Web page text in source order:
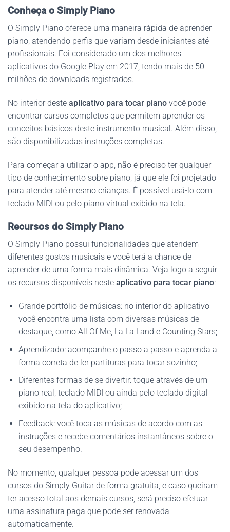
Conheça o Simply Piano
O Simply Piano oferece uma maneira rápida de aprender
piano, atendendo perfis que variam desde iniciantes até
profissionais. Foi considerado um dos melhores
aplicativos do Google Play em 2017, tendo mais de 50
milhões de downloads registrados.
No interior deste aplicativo para tocar piano você pode
encontrar cursos completos que permitem aprender os
conceitos básicos deste instrumento musical. Além disso,
são disponibilizadas instruções completas.
Para começar a utilizar o app, não é preciso ter qualquer
tipo de conhecimento sobre piano, já que ele foi projetado
para atender até mesmo crianças. É possível usá-lo com
teclado MIDI ou pelo piano virtual exibido na tela.
Recursos do Simply Piano
O Simply Piano possui funcionalidades que atendem
diferentes gostos musicais e você terá a chance de
aprender de uma forma mais dinâmica. Veja logo a seguir
os recursos disponíveis neste aplicativo para tocar piano:
Grande portfólio de músicas: no interior do aplicativo
você encontra uma lista com diversas músicas de
destaque, como All Of Me, La La Land e Counting Stars;
Aprendizado: acompanhe o passo a passo e aprenda a
forma correta de ler partituras para tocar sozinho;
Diferentes formas de se divertir: toque através de um
piano real, teclado MIDI ou ainda pelo teclado digital
exibido na tela do aplicativo;
Feedback: você toca as músicas de acordo com as
instruções e recebe comentários instantâneos sobre o
seu desempenho.
No momento, qualquer pessoa pode acessar um dos
cursos do Simply Guitar de forma gratuita, e caso queiram
ter acesso total aos demais cursos, será preciso efetuar
uma assinatura paga que pode ser renovada
automaticamente.